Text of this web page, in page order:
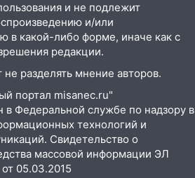
и не подлежит
и/или
в какой-либо форме, иначе как с
редакции.
разделять мнение авторов.
портал misanec.ru"
в Федеральной службе по надзору в
технологий и
Свидетельство о
массовой информации ЭЛ
05.03.2015